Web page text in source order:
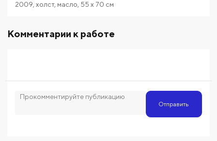
2009 холст, масло 55 x 70 см
Комментарии к работе
Отправить